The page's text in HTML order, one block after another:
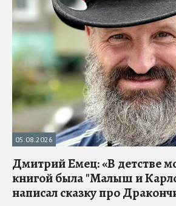
05.08.2026
Дмитрий Емец: «В детстве
книгой была "Малыш и
написал сказку про